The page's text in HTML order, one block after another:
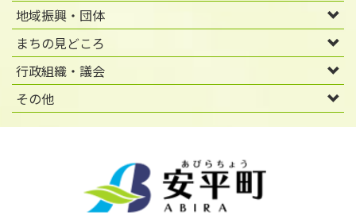
地域振興・団体
まちの見どころ
行政組織・議会
その他